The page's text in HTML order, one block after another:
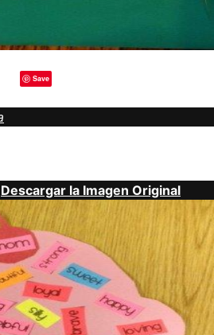
Save
Descargar la Imagen Original